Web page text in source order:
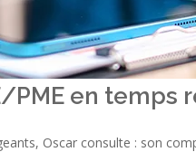
PME en
Oscar consulte : son